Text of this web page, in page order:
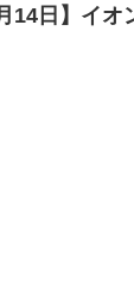
14日】イオ